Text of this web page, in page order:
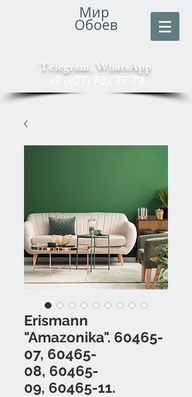
Мир
Обоев
Telegram, WhatsApp
+7 (927) 732 77 73
Erismann
"Amazonika". 60465-
07, 60465-
08, 60465-
09, 60465-11.